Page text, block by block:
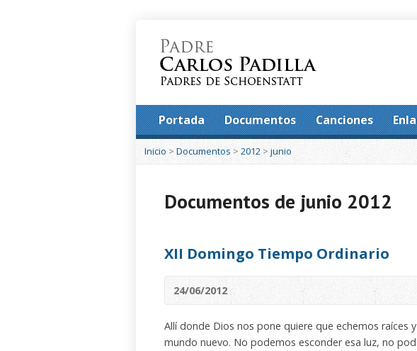
Portada Documentos Canciones
Inicio >Documentos> 2012> junio
Documentos de junio 2012
XII Domingo Tiempo Ordinario
24/06/2012
Allí donde Dios nos pone quiere que echemos raíces
mundo nuevo. No podemos esconder esa luz, no